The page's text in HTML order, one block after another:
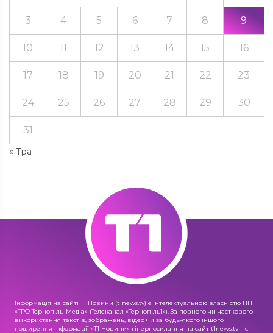
« Тра
3 4 5 6 7 8 9
10 11 12 13 14 15 16
17 18 19 20 21 22 23
24 25 26 27 28 29 30
31
Інформація на сайті Т1 Новини (t1news.tv) є інтелектуальною власністю ПП
«ТРО Тернопіль-Медіа» (Телеканал «Тернопіль1»). За повного чи часткового
використання текстів, зображень, відео чи за будь-якого іншого
поширення інформації «Т1 Новини» гіперпосилання на сайт t1news.tv – є